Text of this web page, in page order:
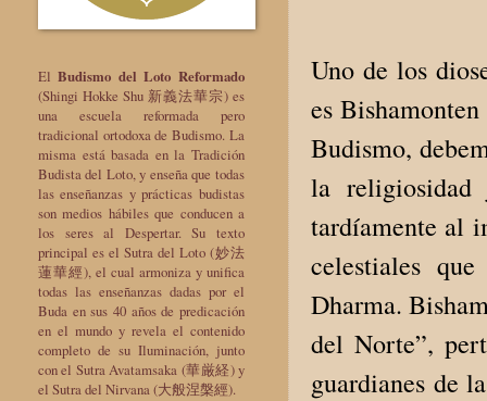
Uno de los
es
Budismo,
la religiosidad
tardíamente al
celestiales
Dharma.
del Norte”,
guardianes de
ElBudismo del Loto Reformado
(Shingi Hokke Shu 新義法華宗) es
una escuela reformada pero
tradicional ortodoxa de Budismo. La
misma está basada en la Tradición
Budista del Loto, y enseña que todas
las enseñanzas y prácticas budistas
son medios hábiles que conducen a
los seres al Despertar. Su texto
principal es el Sutra del Loto (妙法
蓮華經), el cual armoniza y unifica
todas las enseñanzas dadas por el
Buda en sus 40 años de predicación
en el mundo y revela el contenido
completo de su Iluminación, junto
con el Sutra Avatamsaka (華厳経) y
el Sutra del Nirvana (大般涅槃經).